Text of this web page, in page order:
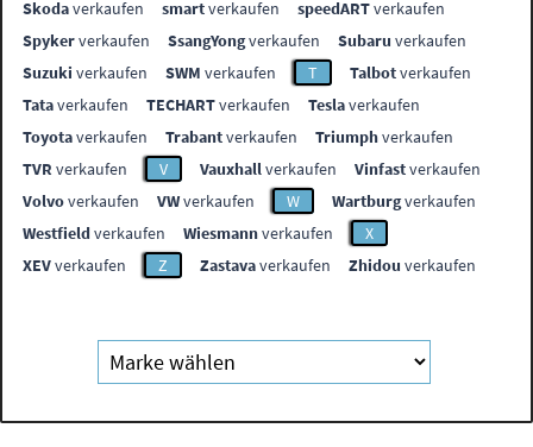
Skodaverkaufen smartverkaufen speedARTverkaufen
Spykerverkaufen SsangYongverkaufen Subaru verkaufen
Suzuki verkaufen SWM verkaufen T Talbotverkaufen
Tataverkaufen TECHARTverkaufen Teslaverkaufen
Toyotaverkaufen Trabantverkaufen Triumphverkaufen
TVR verkaufen V Vauxhallverkaufen Vinfastverkaufen
Volvoverkaufen VWverkaufen W Wartburgverkaufen
Westfieldverkaufen Wiesmannverkaufen
X
XEVverkaufen Z Zastavaverkaufen Zhidou verkaufen